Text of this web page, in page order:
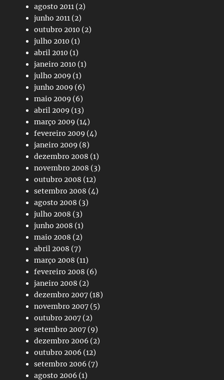
agosto 2011 (2)
junho 2011 (2)
outubro 2010 (2)
julho 2010 (1)
abril 2010 (1)
janeiro 2010 (1)
julho 2009 (1)
junho 2009 (6)
maio 2009 (6)
abril 2009 (13)
março 2009 (14)
fevereiro 2009 (4)
janeiro 2009 (8)
dezembro 2008 (1)
novembro 2008 (3)
outubro 2008 (12)
setembro 2008 (4)
agosto 2008 (3)
julho 2008 (3)
junho 2008 (1)
maio 2008 (2)
abril 2008 (7)
março 2008 (11)
fevereiro 2008 (6)
janeiro 2008 (2)
dezembro 2007 (18)
novembro 2007 (5)
outubro 2007 (2)
setembro 2007 (9)
dezembro 2006 (2)
outubro 2006 (12)
setembro 2006 (7)
agosto 2006 (1)